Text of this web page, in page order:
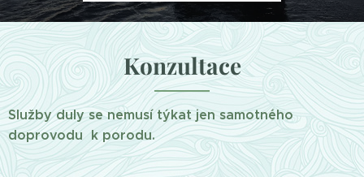
Konzultace
Služby duly se nemusí týkat jen samotného
doprovodu k porodu.